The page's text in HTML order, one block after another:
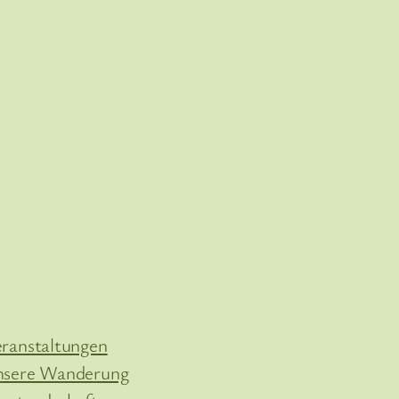
Wanderung